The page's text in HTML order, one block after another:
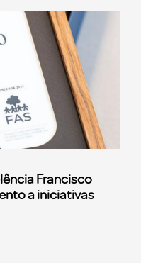
Francisco
a iniciativas